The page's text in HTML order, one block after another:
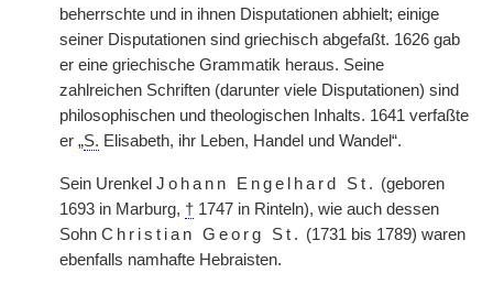
beherrschte und in ihnen Disputationen abhielt; einige
seiner Disputationen sind griechisch abgefaßt. 1626 gab
er eine griechische Grammatik heraus. Seine
zahlreichen Schriften (darunter viele Disputationen) sind
philosophischen und theologischen Inhalts. 1641 verfaßte
er „S. Elisabeth, ihr Leben, Handel und Wandel“.
Sein Urenkel Johann Engelhard St. (geboren
1693 in Marburg, † 1747 in Rinteln), wie auch dessen
Sohn Christian Georg St. (1731 bis 1789) waren
ebenfalls namhafte Hebraisten.